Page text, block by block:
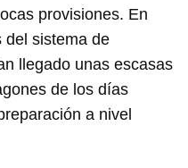
provisiones. En
del sistema de
llegado unas escasas
de los días
a nivel